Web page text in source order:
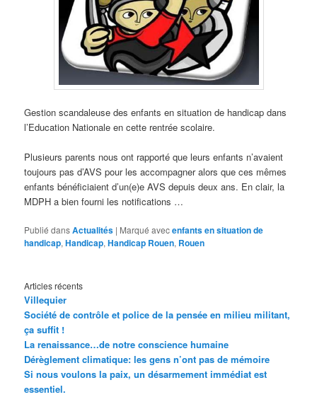
Gestion scandaleuse des enfants en situation de handicap dans
l’Education Nationale en cette rentrée scolaire.
Plusieurs parents nous ont rapporté que leurs enfants n’avaient
toujours pas d’AVS pour les accompagner alors que ces mêmes
enfants bénéficiaient d’un(e)e AVS depuis deux ans. En clair, la
MDPH a bien fourni les notifications …
Publié dansActualités | Marqué avecenfants en situation de
handicap,Handicap,Handicap Rouen, Rouen
Articles récents
Villequier
Société de contrôle et police de la pensée en milieu militant,
ça suffit !
La renaissance…de notre conscience humaine
Dérèglement climatique: les gens n’ont pas de mémoire
Si nous voulons la paix, un désarmement immédiat est
essentiel.